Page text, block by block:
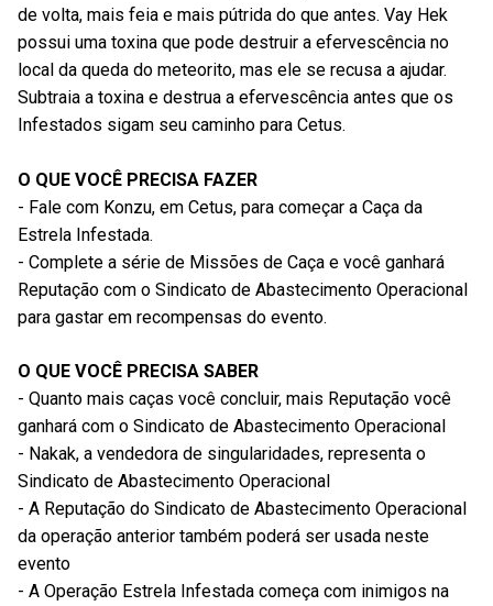
de volta, mais feia e mais pútrida do que antes. Vay Hek
possui uma toxina que pode destruir a efervescência no
local da queda do meteorito, mas ele se recusa a ajudar.
Subtraia a toxina e destrua a efervescência antes que os
Infestados sigam seu caminho para Cetus.
O QUE VOCÊ PRECISA FAZER
- Fale com Konzu, em Cetus, para começar a Caça da
Estrela Infestada.
- Complete a série de Missões de Caça e você ganhará
Reputação com o Sindicato de Abastecimento Operacional
para gastar em recompensas do evento.
O QUE VOCÊ PRECISA SABER
- Quanto mais caças você concluir, mais Reputação você
ganhará com o Sindicato de Abastecimento Operacional
- Nakak, a vendedora de singularidades, representa o
Sindicato de Abastecimento Operacional
- A Reputação do Sindicato de Abastecimento Operacional
da operação anterior também poderá ser usada neste
evento
- A Operação Estrela Infestada começa com inimigos na